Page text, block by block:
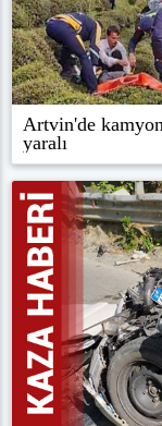
Artvin'de
yaralı